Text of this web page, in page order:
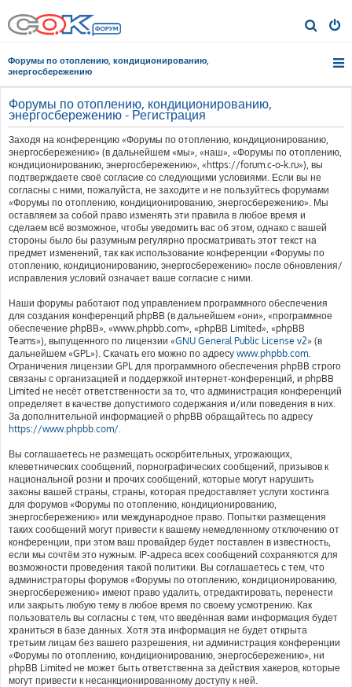
о
Форумы по отоплению, кондиционированию,
энергосбережению
Форумы по отоплению, кондиционированию,
энергосбережению - Регистрация
Заходя на конференцию «Форумы по отоплению, кондиционированию,
энергосбережению» (в дальнейшем «мы», «наш», «Форумы по отоплению,
кондиционированию, энергосбережению», «https://forum.c-o-k.ru»), вы
подтверждаете своё согласие со следующими условиями. Если вы не
согласны с ними, пожалуйста, не заходите и не пользуйтесь форумами
«Форумы по отоплению, кондиционированию, энергосбережению». Мы
оставляем за собой право изменять эти правила в любое время и
сделаем всё возможное, чтобы уведомить вас об этом, однако с вашей
стороны было бы разумным регулярно просматривать этот текст на
предмет изменений, так как использование конференции «Форумы по
отоплению, кондиционированию, энергосбережению» после обновления/
исправления условий означает ваше согласие с ними.
Наши форумы работают под управлением программного обеспечения
для создания конференций phpBB (в дальнейшем «они», «программное
обеспечение phpBB», «www.phpbb.com», «phpBB Limited», «phpBB
Teams»), выпущенного по лицензии «GNU General Public License v2» (в
дальнейшем «GPL»). Скачать его можно по адресу www.phpbb.com.
Ограничения лицензии GPL для программного обеспечения phpBB строго
связаны с организацией и поддержкой интернет-конференций, и phpBB
Limited не несёт ответственности за то, что администрация конференций
определяет в качестве допустимого содержания и/или поведения в них.
За дополнительной информацией о phpBB обращайтесь по адресу
https://www.phpbb.com/.
Вы соглашаетесь не размещать оскорбительных, угрожающих,
клеветнических сообщений, порнографических сообщений, призывов к
национальной розни и прочих сообщений, которые могут нарушить
законы вашей страны, страны, которая предоставляет услуги хостинга
для форумов «Форумы по отоплению, кондиционированию,
энергосбережению» или международное право. Попытки размещения
таких сообщений могут привести к вашему немедленному отключению от
конференции, при этом ваш провайдер будет поставлен в известность,
если мы сочтём это нужным. IP-адреса всех сообщений сохраняются для
возможности проведения такой политики. Вы соглашаетесь с тем, что
администраторы форумов «Форумы по отоплению, кондиционированию,
энергосбережению» имеют право удалить, отредактировать, перенести
или закрыть любую тему в любое время по своему усмотрению. Как
пользователь вы согласны с тем, что введённая вами информация будет
храниться в базе данных. Хотя эта информация не будет открыта
третьим лицам без вашего разрешения, ни администрация конференции
«Форумы по отоплению, кондиционированию, энергосбережению», ни
phpBB Limited не может быть ответственна за действия хакеров, которые
могут привести к несанкционированному доступу к ней.